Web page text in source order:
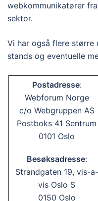
webkommunikatører
sektor.
Vi har også flere større
stands og eventuelle
Postadresse:
Webforum Norge
c/o Webgruppen AS
Postboks 41 Sentrum
0101 Oslo
Besøksadresse:
Strandgaten 19, vis-a-
vis Oslo S
0150 Oslo